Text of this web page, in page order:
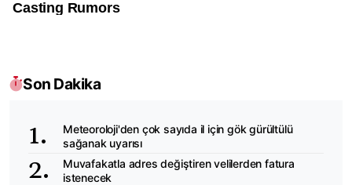
Son Dakika
Meteoroloji'den çok sayıda il için gök gürültülü
sağanak uyarısı
Muvafakatla adres değiştiren velilerden fatura
istenecek